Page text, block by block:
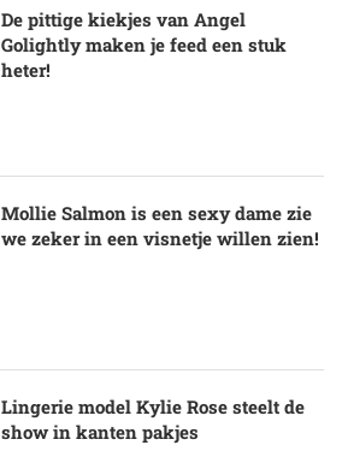
De pittige kiekjes van Angel
Golightly maken je feed een stuk
heter!
Mollie Salmon is een sexy dame zie
we zeker in een visnetje willen zien!
Lingerie model Kylie Rose steelt de
show in kanten pakjes